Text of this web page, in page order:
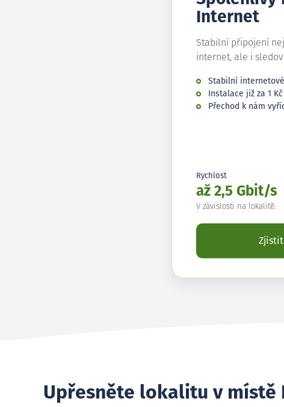
Internet
Stabilní připojení
internet, ale i
Stabilní
Instalace již za 1 Kč
Přechod k nám
Rychlost
až 2,5 Gbit/s
V závislosti na lokalitě.
Zjistit
Upřesněte lokalitu v místě